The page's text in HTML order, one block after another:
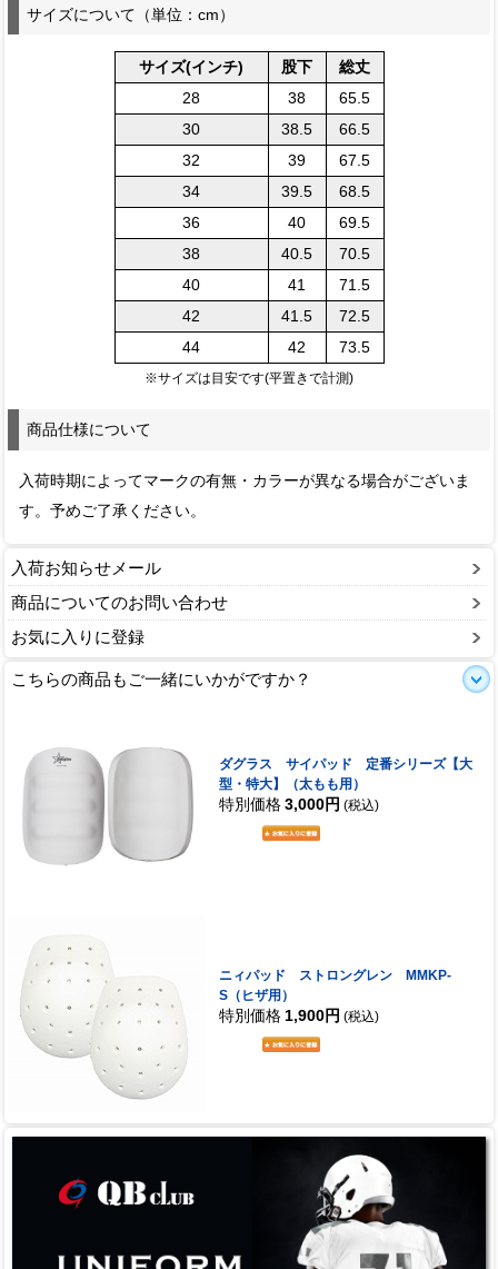
サイズについて（単位：cm）
サイズ(インチ) 股下
総丈
28
38
65.5
30
38.5
66.5
32
39
67.5
34
39.5
68.5
36
40
69.5
38
40.5
70.5
40
41
71.5
42
41.5
72.5
44
42 73.5
※サイズは目安です(平置きで計測)
商品仕様について
入荷時期によってマークの有無・カラーが異なる場合がございま
す。予めご了承ください。
入荷お知らせメール
商品についてのお問い合わせ
お気に入りに登録
こちらの商品もご一緒にいかがですか？
ダグラス サイパッド 定番シリーズ【大
型・特大】（太もも用）
特別価格 3,000円 (税込)
ニィパッド ストロングレン MMKP-
S（ヒザ用）
特別価格 1,900円 (税込)